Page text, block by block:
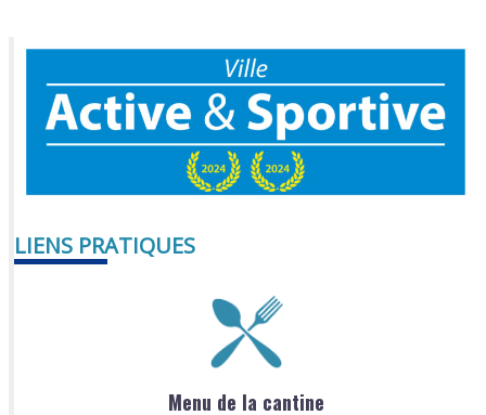
LIENS PRATIQUES
Menu de la cantine